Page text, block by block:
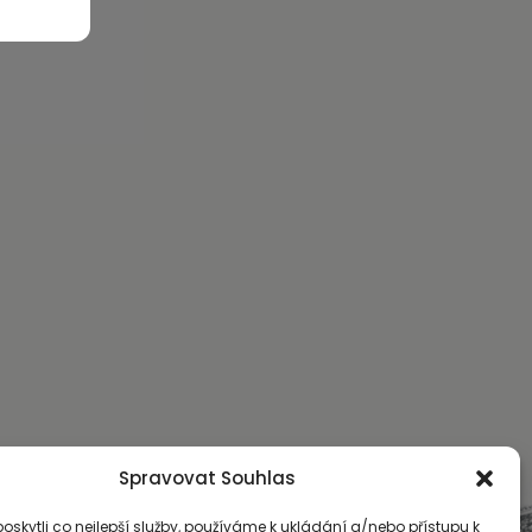
Spravovat Souhlas
co nejlepší služby, používáme k ukládání a/nebo přístupu k